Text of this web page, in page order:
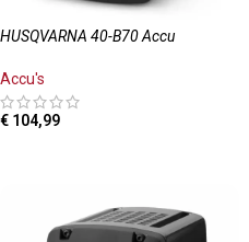
HUSQVARNA 40-B70 Accu
Accu's
€ 104,99